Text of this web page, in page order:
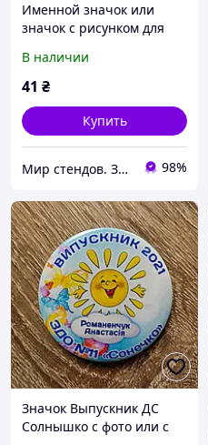
Именной значок или
значок с рисунком для
"Карандаши"
В наличии
41 ₴
Купить
Мир стендов. Значки, часы, магниты, детские товары и сувениры 98%
Значок Выпускник ДС
Солнышко с фото или с